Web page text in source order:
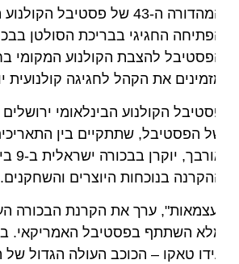
החגיגי בבריכת הסולטן
להצבת הקולנוע המקומי
את הקהל לחגיגה קולנועית
הקולנוע הבינלאומי ירושלים
בנוכחות היוצרים והשחקנים.
ערך את הקרנת הבכורה
טאקו – הכוכב העולה הגדול של